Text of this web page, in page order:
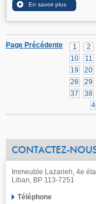
1 2
10
11
19
20
28
29
37
38
Page Précédente
CONTACTEZ-
Immeuble Lazarieh, 4e
Liban, BP 113-7251
Téléphone